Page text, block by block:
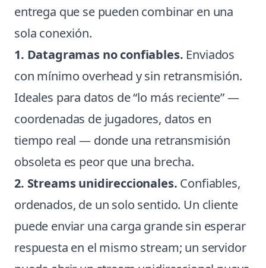
entrega que se pueden combinar en una
sola conexión.
1. Datagramas no confiables. Enviados
con mínimo overhead y sin retransmisión.
Ideales para datos de “lo más reciente” —
coordenadas de jugadores, datos en
tiempo real — donde una retransmisión
obsoleta es peor que una brecha.
2. Streams unidireccionales. Confiables,
ordenados, de un solo sentido. Un cliente
puede enviar una carga grande sin esperar
respuesta en el mismo stream; un servidor